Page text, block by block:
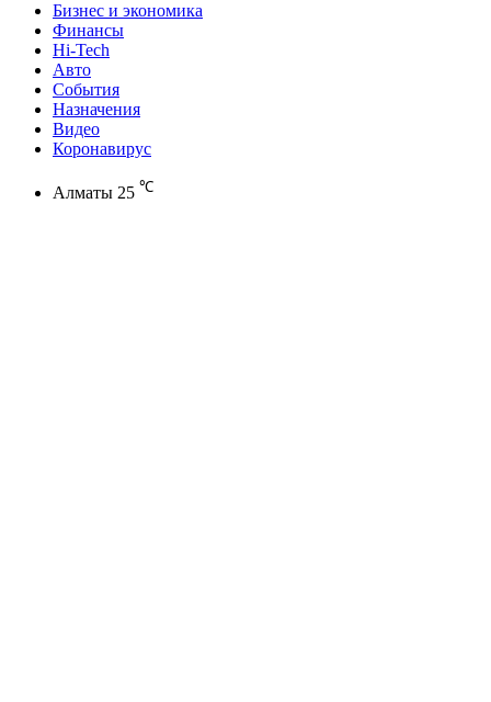
Бизнес и экономика
Финансы
Hi-Tech
Авто
События
Назначения
Видео
Коронавирус
Алматы 25 ℃